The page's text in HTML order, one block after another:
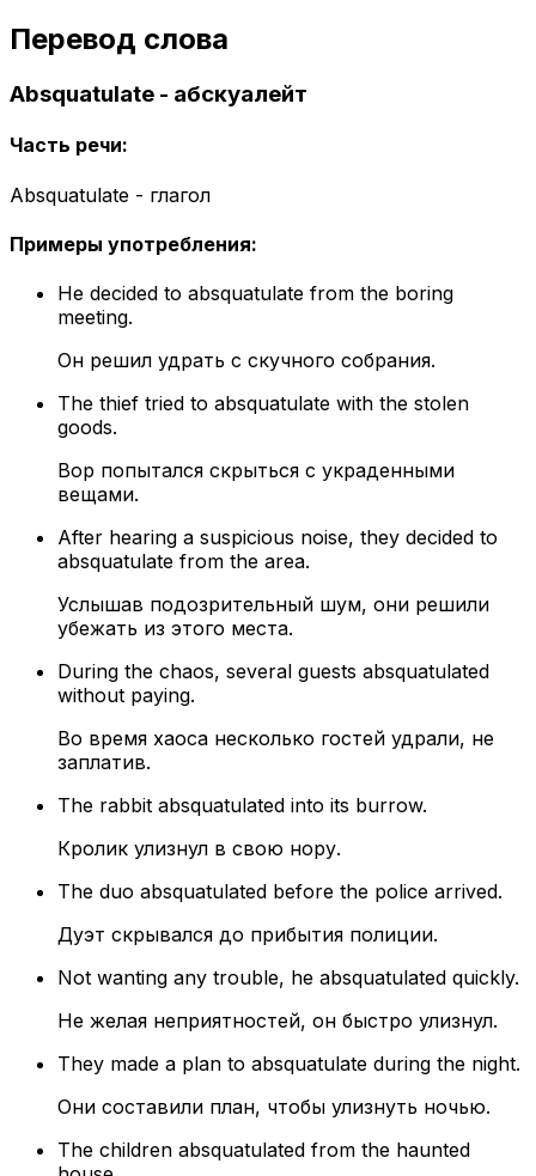
Перевод слова
Absquatulate - абскуалейт
Часть речи:
Absquatulate - глагол
Примеры употребления:
He decided to absquatulate from the boring
meeting.
Он решил удрать с скучного собрания.
The thief tried to absquatulate with the stolen
goods.
Вор попытался скрыться с украденными
вещами.
After hearing a suspicious noise, they decided to
absquatulate from the area.
Услышав подозрительный шум, они решили
убежать из этого места.
During the chaos, several guests absquatulated
without paying.
Во время хаоса несколько гостей удрали, не
заплатив.
The rabbit absquatulated into its burrow.
Кролик улизнул в свою нору.
The duo absquatulated before the police arrived.
Дуэт скрывался до прибытия полиции.
Not wanting any trouble, he absquatulated quickly.
Не желая неприятностей, он быстро улизнул.
They made a plan to absquatulate during the night.
Они составили план, чтобы улизнуть ночью.
The children absquatulated from the haunted